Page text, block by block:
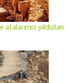
yıldızları